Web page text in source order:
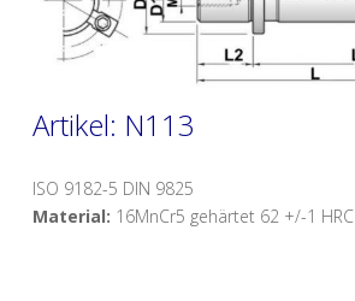
Artikel: N113
ISO 9182-5 DIN 9825
Material: 16MnCr5 gehärtet 62 +/-1 HRC